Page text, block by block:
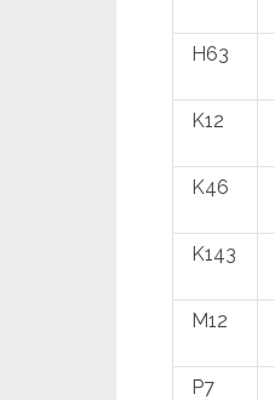
H63
K12
K46
K143
M12
P7